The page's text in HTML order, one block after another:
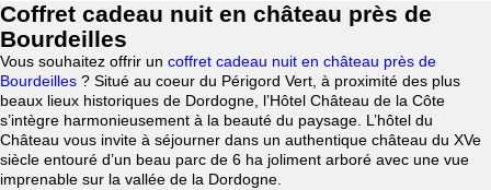
Coffret cadeau nuit en château près de
Bourdeilles
Vous souhaitez offrir un coffret cadeau nuit en château près de
Bourdeilles ? Situé au coeur du Périgord Vert, à proximité des plus
beaux lieux historiques de Dordogne, l’Hôtel Château de la Côte
s’intègre harmonieusement à la beauté du paysage. L’hôtel du
Château vous invite à séjourner dans un authentique château du XVe
siècle entouré d’un beau parc de 6 ha joliment arboré avec une vue
imprenable sur la vallée de la Dordogne.